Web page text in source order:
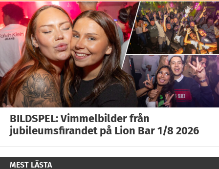
BILDSPEL: Vimmelbilder från
jubileumsfirandet på Lion Bar 1/8 2026
MEST LÄSTA